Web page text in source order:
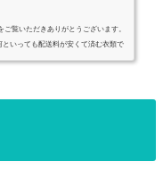
覧いただきありがとうございます。
といっても配送料が安くて済む衣類で
やすことができますよ。 メルカリで